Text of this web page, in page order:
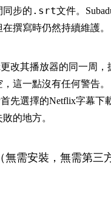
同步的 .srt文件。
撰寫時仍然持續維護。
改其播放器的同一周，
這一點沒有任何警告。
先選擇的Netflix字幕下
的地方。
無需安裝，無需第三